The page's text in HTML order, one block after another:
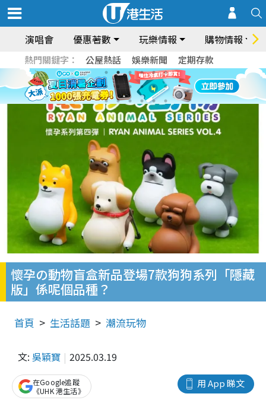
演唱會 優惠著數 玩樂情報 購物情報
熱門關鍵字： 公屋熱話 娛樂新聞 定期存款
懷孕の動物盲盒新品登場7款狗狗系列「隱藏
版」係呢個品種？
首頁 生活話題 潮流玩物
文: 吳穎寶 2025.03.19
用 App 睇文
在Google追蹤
《UHK 港生活》